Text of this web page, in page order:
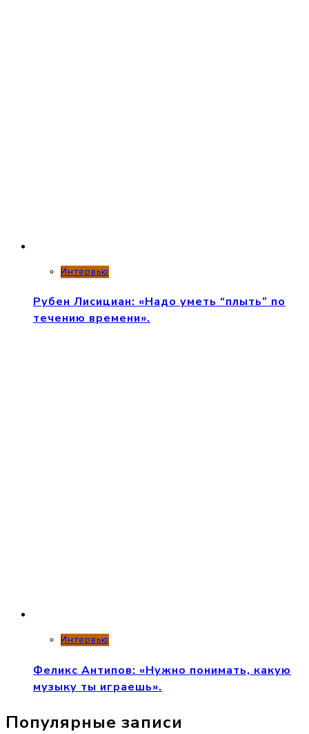
Интервью
Рубен Лисициан: «Надо уметь “плыть” по
течению времени».
Интервью
Феликс Антипов: «Нужно понимать, какую
музыку ты играешь».
Популярные записи